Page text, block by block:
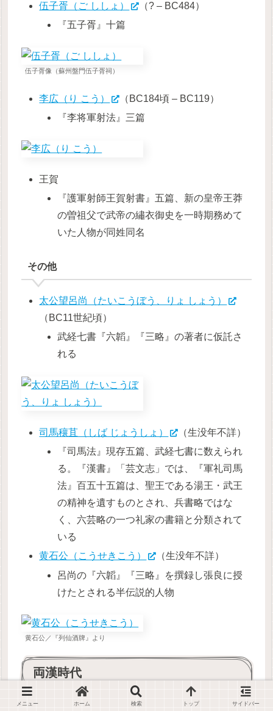
伍子胥（ご ししょ）
（? – BC484）
『五子胥』十篇
伍子胥像（蘇州盤門伍子胥祠）
李広（り こう）
（BC184頃 – BC119）
『李将軍射法』三篇
王賀
『護軍射師王賀射書』五篇、新の皇帝王莽
の曽祖父で武帝の繡衣御史を一時期務めて
いた人物が同姓同名
その他
太公望呂尚（たいこうぼう、りょ しょう）
（BC11世紀頃）
武経七書『六韜』『三略』の著者に仮託さ
れる
司馬穰苴（しば じょうしょ）
（生没年不詳）
『司馬法』現存五篇、武経七書に数えられ
る。『漢書』「芸文志」では、『軍礼司馬
法』百五十五篇は、聖王である湯王・武王
の精神を遺すものとされ、兵書略ではな
く、六芸略の一つ礼家の書籍と分類されて
いる
黄石公（こうせきこう）
（生没年不詳）
呂尚の『六韜』『三略』を撰録し張良に授
けたとされる半伝説的人物
黄石公／『列仙酒牌』より
両漢時代
メニュー ホーム 検索 トップ サイドバー